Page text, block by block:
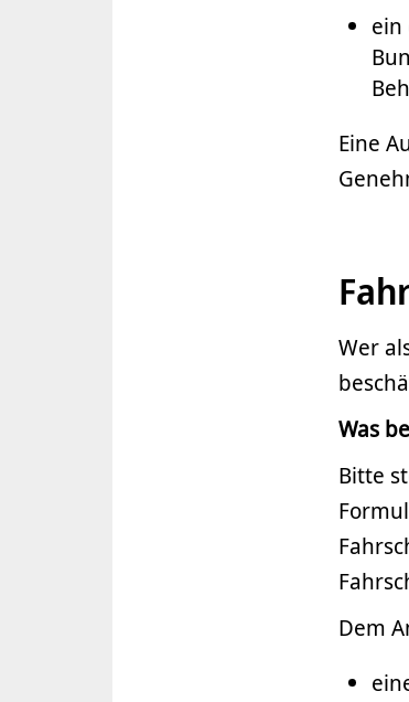
ein
Eine
Wer
Was
Bitte
Dem